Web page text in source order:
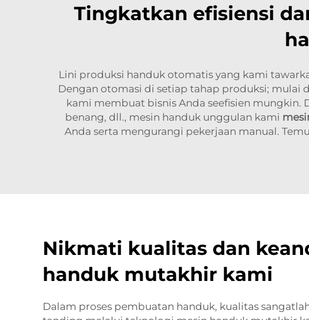
Tingkatkan efisiensi
Lini produksi handuk otomatis yang kami
Dengan otomasi di setiap tahap produksi; mulai
kami membuat bisnis Anda seefisien
benang, dll., mesin handuk unggulan kami
Anda serta mengurangi pekerjaan manual.
Nikmati kualitas dan
handuk mutakhir kami
Dalam proses pembuatan handuk, kualitas